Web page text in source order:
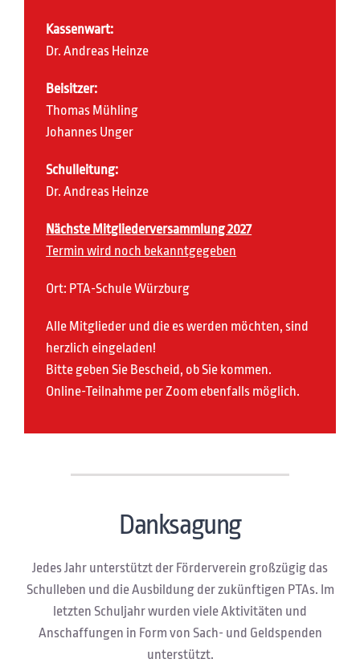
Kassenwart:
Dr. Andreas Heinze
Beisitzer:
Thomas Mühling
Johannes Unger
Schulleitung:
Dr. Andreas Heinze
Nächste Mitgliederversammlung 2027
Termin wird noch bekanntgegeben
Ort: PTA-Schule Würzburg
Alle Mitglieder und die es werden möchten, sind
herzlich eingeladen!
Bitte geben Sie Bescheid, ob Sie kommen.
Online-Teilnahme per Zoom ebenfalls möglich.
Danksagung
Jedes Jahr unterstützt der Förderverein großzügig das
Schulleben und die Ausbildung der zukünftigen PTAs. Im
letzten Schuljahr wurden viele Aktivitäten und
Anschaffungen in Form von Sach- und Geldspenden
unterstützt.